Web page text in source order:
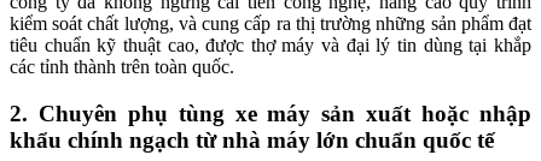
kiểm soát chất lượng, và cung cấp ra thị trường những sản phẩm đạt
tiêu chuẩn kỹ thuật cao, được thợ máy và đại lý tin dùng tại khắp
các tỉnh thành trên toàn quốc.
2. Chuyên phụ tùng xe máy sản xuất hoặc nhập
khẩu chính ngạch từ nhà máy lớn chuẩn quốc tế